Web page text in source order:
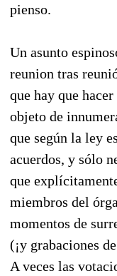
pienso.
Un asunto
reunion tras
que hay que
objeto de
que según la ley
acuerdos, y sólo
que
miembros del
momentos de
(¡y grabaciones
A veces las